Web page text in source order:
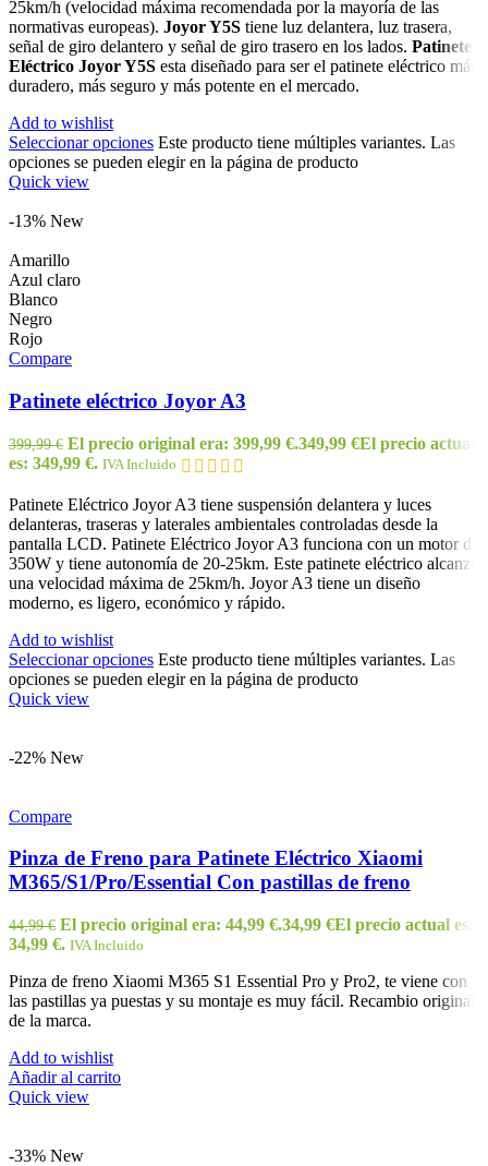
25km/h (velocidad máxima recomendada por la mayoría de las
normativas europeas). Joyor Y5S tiene luz delantera, luz trasera,
señal de giro delantero y señal de giro trasero en los lados. Patinete
Eléctrico Joyor Y5S esta diseñado para ser el patinete eléctrico más
duradero, más seguro y más potente en el mercado.
Add to wishlist
Seleccionar opciones Este producto tiene múltiples variantes. Las
opciones se pueden elegir en la página de producto
Quick view
-13% New
Amarillo
Azul claro
Blanco
Negro
Rojo
Compare
Patinete eléctrico Joyor A3
399,99€ El precio original era: 399,99 €.349,99 €El precio actual
es: 349,99 €. IVA Incluido
Patinete Eléctrico Joyor A3 tiene suspensión delantera y luces
delanteras, traseras y laterales ambientales controladas desde la
pantalla LCD. Patinete Eléctrico Joyor A3 funciona con un motor de
350W y tiene autonomía de 20-25km. Este patinete eléctrico alcanza
una velocidad máxima de 25km/h. Joyor A3 tiene un diseño
moderno, es ligero, económico y rápido.
Add to wishlist
Seleccionar opciones Este producto tiene múltiples variantes. Las
opciones se pueden elegir en la página de producto
Quick view
-22% New
Compare
Pinza de Freno para Patinete Eléctrico Xiaomi
M365/S1/Pro/Essential Con pastillas de freno
44,99€ El precio original era: 44,99 €.34,99 €El precio actual es:
34,99 €. IVA Incluido
Pinza de freno Xiaomi M365 S1 Essential Pro y Pro2, te viene con
las pastillas ya puestas y su montaje es muy fácil. Recambio original
de la marca.
Add to wishlist
Añadir al carrito
Quick view
-33% New